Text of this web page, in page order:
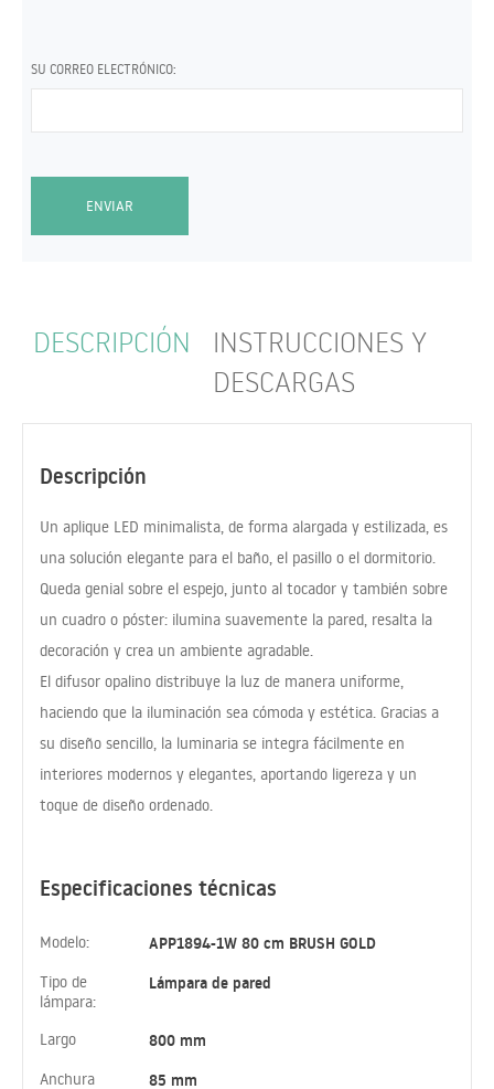
SU CORREO ELECTRÓNICO:
ENVIAR
DESCRIPCIÓN
INSTRUCCIONES Y
DESCARGAS
Especificaciones técnicas
Modelo: APP1894-1W 80 cm BRUSH GOLD
Tipo de
lámpara:
Lámpara de pared
Largo 800 mm
Anchura 85 mm
Descripción
Un aplique LED minimalista, de forma alargada y estilizada, es
una solución elegante para el baño, el pasillo o el dormitorio.
Queda genial sobre el espejo, junto al tocador y también sobre
un cuadro o póster: ilumina suavemente la pared, resalta la
decoración y crea un ambiente agradable.
El difusor opalino distribuye la luz de manera uniforme,
haciendo que la iluminación sea cómoda y estética. Gracias a
su diseño sencillo, la luminaria se integra fácilmente en
interiores modernos y elegantes, aportando ligereza y un
toque de diseño ordenado.